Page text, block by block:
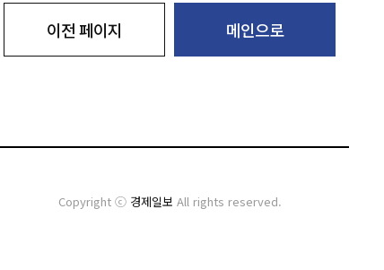
이전 페이지 메인으로
Copyright ⓒ 경제일보 All rights reserved.